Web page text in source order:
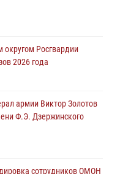
для детей на
по единоборствам для
Росгвардии
2026 года
армии Виктор Золотов
Ф.Э. Дзержинского
сотрудников ОМОН